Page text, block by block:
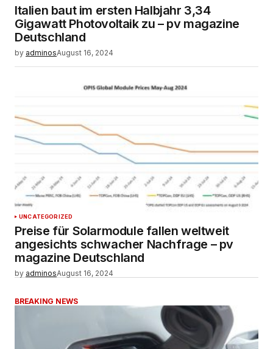
BREAKING NEWS
Italien baut im ersten Halbjahr 3,34
Gigawatt Photovoltaik zu – pv magazine
Deutschland
by adminosAugust 16, 2024
UNCATEGORIZED
Preise für Solarmodule fallen weltweit
angesichts schwacher Nachfrage – pv
magazine Deutschland
by adminosAugust 16, 2024